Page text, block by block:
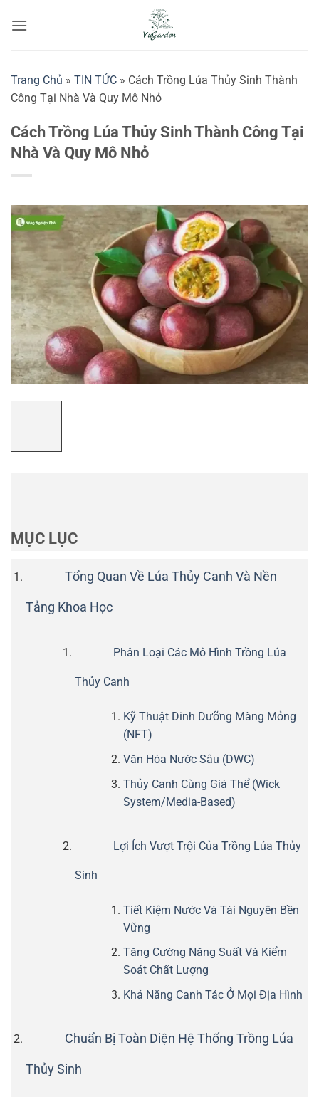
qua
Trang Chủ » TIN TỨC » Cách Trồng Lúa Thủy Sinh Thành
Công Tại Nhà Và Quy Mô Nhỏ
Cách Trồng Lúa Thủy Sinh Thành Công Tại
Nhà Và Quy Mô Nhỏ
MỤC LỤC
Tổng Quan Về Lúa Thủy Canh Và Nền
Tảng Khoa Học
Phân Loại Các Mô Hình Trồng Lúa
Thủy Canh
Kỹ Thuật Dinh Dưỡng Màng Mỏng
(NFT)
Văn Hóa Nước Sâu (DWC)
Thủy Canh Cùng Giá Thể (Wick
System/Media-Based)
Lợi Ích Vượt Trội Của Trồng Lúa Thủy
Sinh
Tiết Kiệm Nước Và Tài Nguyên Bền
Vững
Tăng Cường Năng Suất Và Kiểm
Soát Chất Lượng
Khả Năng Canh Tác Ở Mọi Địa Hình
Chuẩn Bị Toàn Diện Hệ Thống Trồng Lúa
Thủy Sinh